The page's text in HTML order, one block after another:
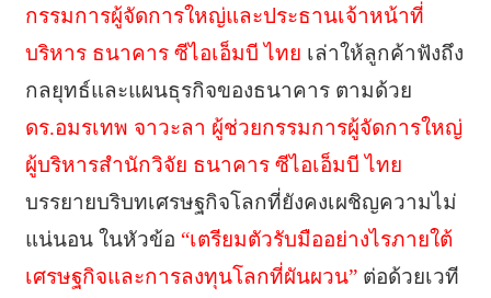
กรรมการผู้จัดการใหญ่และประธานเจ้าหน้าที่
บริหาร ธนาคาร ซีไอเอ็มบี ไทย เล่าให้ลูกค้าฟังถึง
กลยุทธ์และแผนธุรกิจของธนาคาร ตามด้วย
ดร.อมรเทพ จาวะลา ผู้ช่วยกรรมการผู้จัดการใหญ่
ผู้บริหารสำนักวิจัย ธนาคาร ซีไอเอ็มบี ไทย
บรรยายบริบทเศรษฐกิจโลกที่ยังคงเผชิญความไม่
แน่นอน ในหัวข้อ “เตรียมตัวรับมืออย่างไรภายใต้
เศรษฐกิจและการลงทุนโลกที่ผันผวน”ต่อด้วยเวที